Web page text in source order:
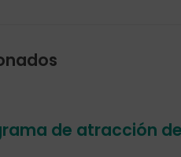
de atracción